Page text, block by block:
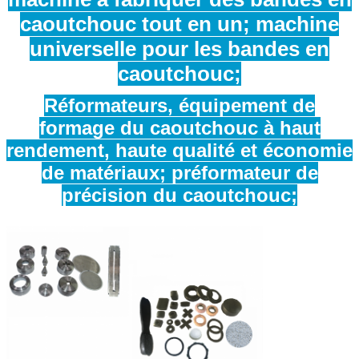
caoutchouc tout en un; machine
universelle pour les bandes en
caoutchouc;
Réformateurs, équipement de
formage du caoutchouc à haut
rendement, haute qualité et économie
de matériaux; préformateur de
précision du caoutchouc;